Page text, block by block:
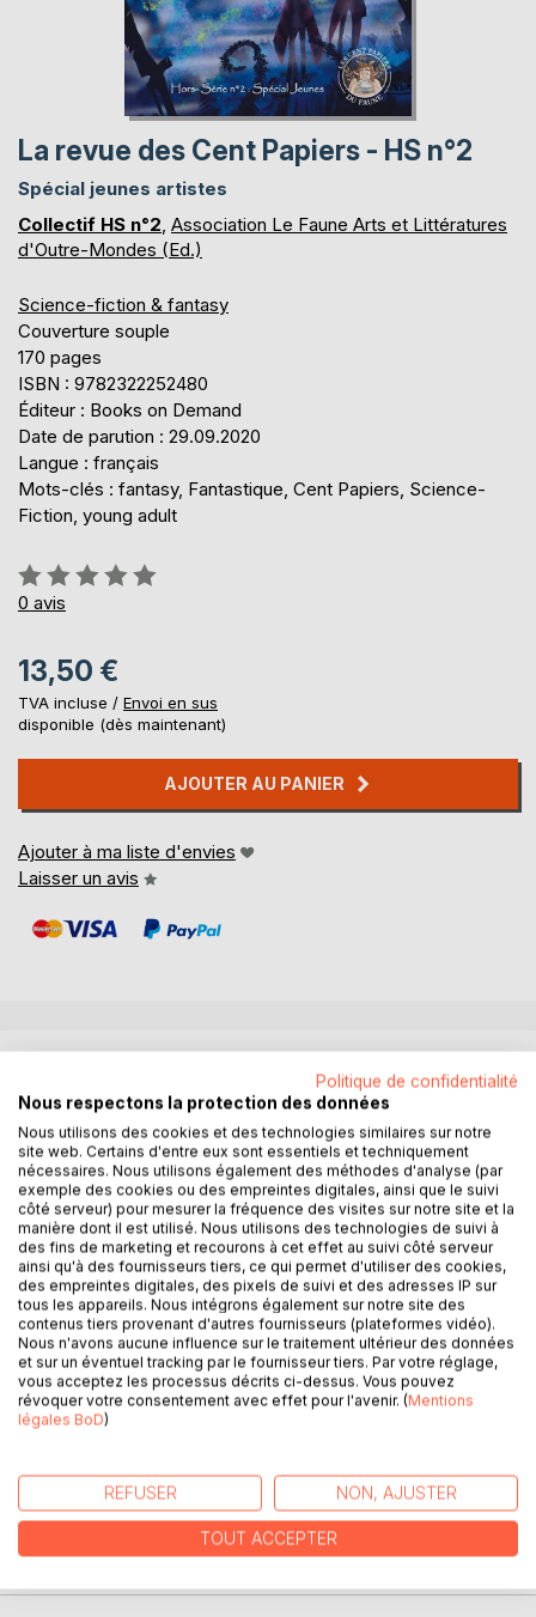
La revue des Cent Papiers - HS n°2
Spécial jeunes artistes
Collectif HS n°2, Association Le Faune Arts et Littératures
d'Outre-Mondes (Ed.)
Science-fiction & fantasy
Couverture souple
170 pages
ISBN : 9782322252480
Éditeur : Books on Demand
Date de parution : 29.09.2020
Langue : français
Mots-clés : fantasy, Fantastique, Cent Papiers, Science-
Fiction, young adult
Évaluation:
0%
0 avis
13,50 €
TVA incluse / Envoi en sus
disponible (dès maintenant)
AJOUTER AU PANIER
Ajouter à ma liste d'envies
Laisser un avis
En lançant ce hors-série, nous ne savions pas à quoi nous
attendre. Combien de jeunes auteurs et artistes pourront
répondre à cet appel ? Quel temps libre leur ménage leurs
études ? Oseront-ils se lancer ? La qualité sera-t-elle au
rendez-vous ?
Nous étions bien naïfs et, maintenant que nous regardons
le produit final, beaucoup d'entre nous se sont dit : "Ce
numéro est le plus beau de tous les numéros jusqu'alors !".
De qualité semblable aux numéros réguliers, peuplés par le
travail d'adultes parfois expérimentés, il sort des sentiers
battus et, surtout, ses oeuvres sont porteuses de quelque
dans leur oeuvre et cela transparaît entre les lignes, nous
transporte, nous émeut.
Découvrez sans plus attendre le fruit de leur travail.
Politique de confidentialité
Nous respectons la protection des données
Nous utilisons des cookies et des technologies similaires sur notre
site web. Certains d'entre eux sont essentiels et techniquement
nécessaires. Nous utilisons également des méthodes d'analyse (par
exemple des cookies ou des empreintes digitales, ainsi que le suivi
côté serveur) pour mesurer la fréquence des visites sur notre site et la
manière dont il est utilisé. Nous utilisons des technologies de suivi à
des fins de marketing et recourons à cet effet au suivi côté serveur
ainsi qu'à des fournisseurs tiers, ce qui permet d'utiliser des cookies,
des empreintes digitales, des pixels de suivi et des adresses IP sur
tous les appareils. Nous intégrons également sur notre site des
contenus tiers provenant d'autres fournisseurs (plateformes vidéo).
Nous n'avons aucune influence sur le traitement ultérieur des données
et sur un éventuel tracking par le fournisseur tiers. Par votre réglage,
vous acceptez les processus décrits ci-dessus. Vous pouvez
révoquer votre consentement avec effet pour l'avenir. (Mentions
légales BoD)
REFUSER NON, AJUSTER
TOUT ACCEPTER